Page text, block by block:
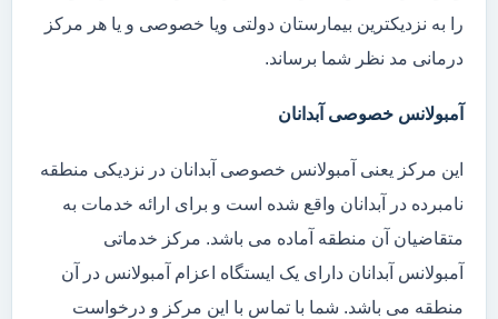
را به نزدیکترین بیمارستان دولتی ویا خصوصی و یا هر مرکز
درمانی مد نظر شما برساند.
آمبولانس خصوصی آبدانان
این مرکز یعنی آمبولانس خصوصی آبدانان در نزدیکی منطقه
نامبرده در آبدانان واقع شده است و برای ارائه خدمات به
متقاضیان آن منطقه آماده می باشد. مرکز خدماتی
آمبولانس آبدانان دارای یک ایستگاه اعزام آمبولانس در آن
منطقه می باشد. شما با تماس با این مرکز و درخواست